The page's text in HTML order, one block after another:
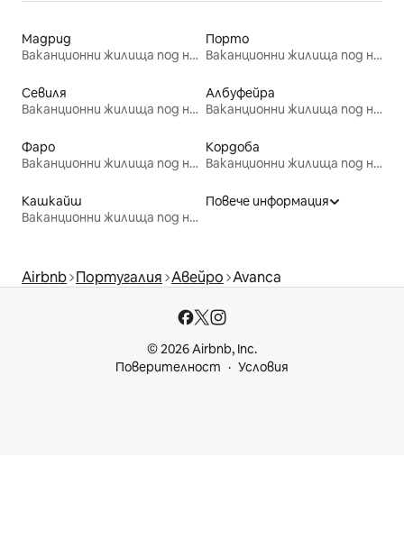
Мадрид
Ваканционни жилища под наем
Порто
Ваканционни жилища под наем
Севиля
Ваканционни жилища под наем
Албуфейра
Ваканционни жилища под наем
Фаро
Ваканционни жилища под наем
Кордоба
Ваканционни жилища под наем
Кашкайш
Ваканционни жилища под наем
Повече информация
Airbnb Португалия Авейро Avanca
© 2026 Airbnb, Inc.
Поверителност
Условия